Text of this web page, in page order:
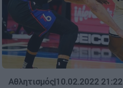
Αθλητισμός|10.02.2022 21:22